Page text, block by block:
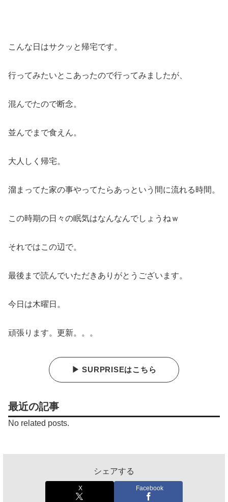
こんな日はサクッと帰宅です。
行ってみたいとこあったので行ってみましたが、
混んでたので断念。
並んでまで食えん。
大人しく帰宅。
溜まってた家の事やってたらあっという間に流れる時間。
この時期の日々の眠気はなんなんでしょうねｗ
それではこの辺で。
最後まで読んでいただきありがとうございます。
今日は木曜日。
頑張ります。更新。。。
▶ SURPRISEはこちら
最近の記事
No related posts.
シェアする
X Facebook